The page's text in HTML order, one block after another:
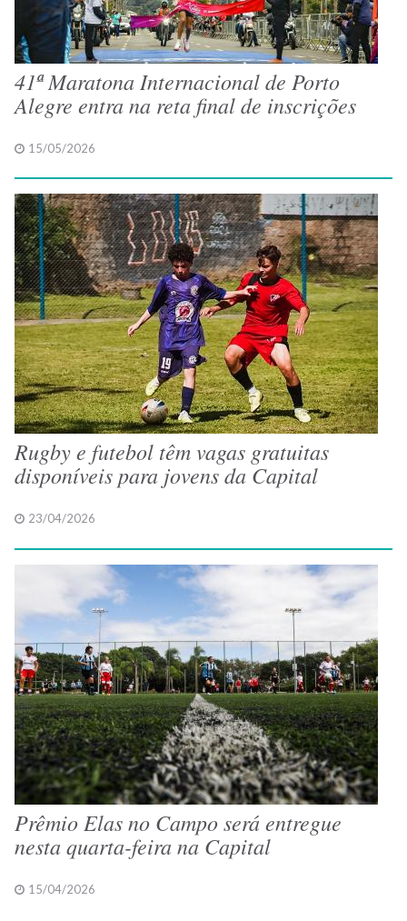
41ª Maratona Internacional de Porto
Alegre entra na reta final de inscrições
15/05/2026
Rugby e futebol têm vagas gratuitas
disponíveis para jovens da Capital
23/04/2026
Prêmio Elas no Campo será entregue
nesta quarta-feira na Capital
15/04/2026